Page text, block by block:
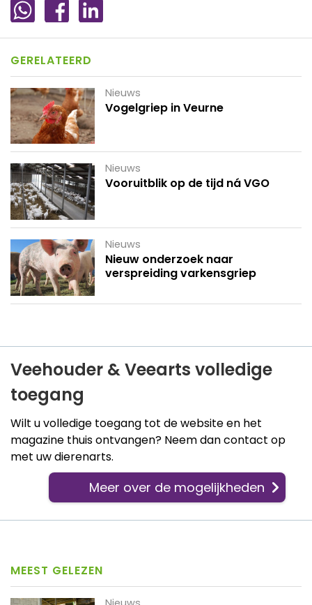
GERELATEERD
Nieuws
Vogelgriep in Veurne
Nieuws
Vooruitblik op de tijd ná VGO
Nieuws
Nieuw onderzoek naar
verspreiding varkensgriep
Veehouder & Veearts volledige
toegang
Wilt u volledige toegang tot de website en het
magazine thuis ontvangen? Neem dan contact op
met uw dierenarts.
Meer over de mogelijkheden
MEEST GELEZEN